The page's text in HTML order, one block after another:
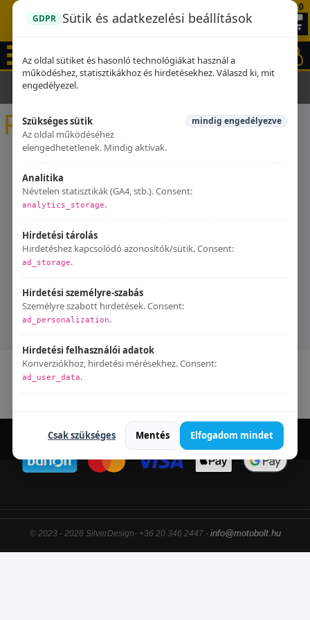
GDPR Sütik és adatkezelési beállítások
Az oldal sütiket és hasonló technológiákat használ a
működéshez, statisztikákhoz és hirdetésekhez. Válaszd ki, mit
engedélyezel.
Szükséges sütik
Az oldal működéséhez
elengedhetetlenek. Mindig aktívak.
mindig engedélyezve
Analitika
Névtelen statisztikák (GA4, stb.). Consent:
analytics_storage.
Hirdetési tárolás
Hirdetéshez kapcsolódó azonosítók/sütik. Consent:
ad_storage.
Hirdetési személyre-szabás
Személyre szabott hirdetések. Consent:
ad_personalization.
Hirdetési felhasználói adatok
Konverziókhoz, hirdetési mérésekhez. Consent:
ad_user_data.
Csak szükséges Mentés Elfogadom mindet
0
Kezdőlap Kipufogók
PGO
PGO BUGGY 400
Kapcsolat Blog Elállás a szerződéstől
© 2023 - 2026 SilverDesign- +36 20 346 2447 - info@motobolt.hu